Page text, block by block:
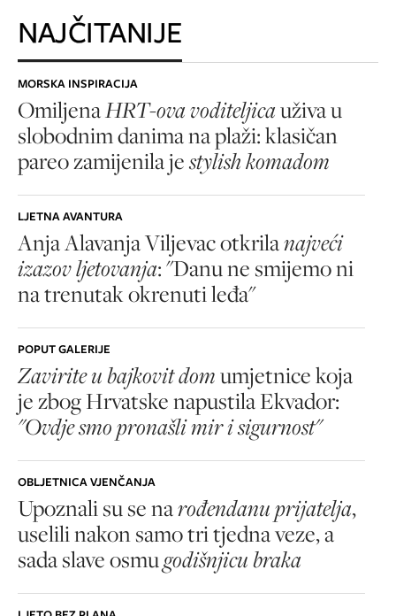
NAJČITANIJE
MORSKA INSPIRACIJA
OmiljenaHRT-ova voditeljicauživa u
slobodnim danima na plaži: klasičan
pareo zamijenila jestylish komadom
LJETNA AVANTURA
Anja Alavanja Viljevac otkrilanajveći
izazov ljetovanja: "Danu ne smijemo ni
na trenutak okrenuti leđa"
POPUT GALERIJE
Zavirite u bajkovit domumjetnice koja
je zbog Hrvatske napustila Ekvador:
"Ovdje smo pronašli mir i sigurnost"
OBLJETNICA VJENČANJA
Upoznali su se narođendanu prijatelja,
uselili nakon samo tri tjedna veze, a
sada slave osmugodišnjicu braka